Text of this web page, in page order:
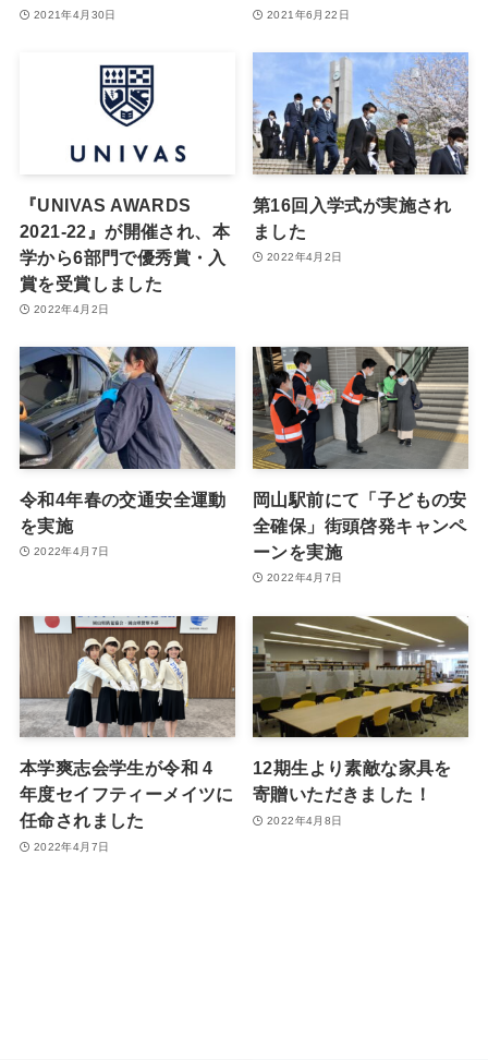
2021年4月30日 2021年6月22日
『UNIVAS AWARDS
2021-22』が開催され、本
学から6部門で優秀賞・入
賞を受賞しました
2022年4月2日
第16回入学式が実施され
ました
2022年4月2日
令和4年春の交通安全運動
を実施
2022年4月7日
岡山駅前にて「子どもの安
全確保」街頭啓発キャンペ
ーンを実施
2022年4月7日
本学爽志会学生が令和 4
年度セイフティーメイツに
任命されました
2022年4月7日
12期生より素敵な家具を
寄贈いただきました！
2022年4月8日